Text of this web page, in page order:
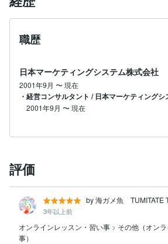
職歴
日本マーケティングシステム株式会社
2001年9月 〜現在
・経営コンサルタント / 日本マーケティング
2001年9月 〜現在
評価
by 海ガメ魚 TUMITATE
3年以上前
オンラインレッスン・習い事 > その他（オン
事）